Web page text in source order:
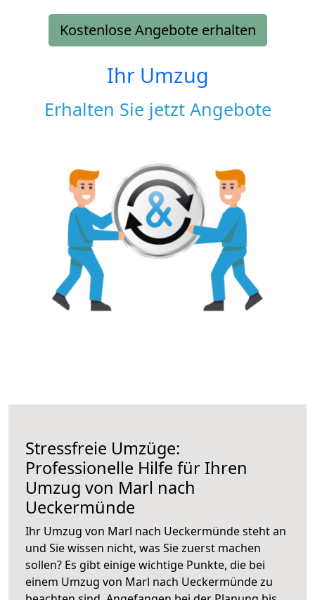
Kostenlose Angebote erhalten
Ihr Umzug
Erhalten Sie jetzt Angebote
Stressfreie Umzüge:
Professionelle Hilfe für Ihren
Umzug von Marl nach
Ueckermünde
Ihr Umzug von Marl nach Ueckermünde steht an
und Sie wissen nicht, was Sie zuerst machen
sollen? Es gibt einige wichtige Punkte, die bei
einem Umzug von Marl nach Ueckermünde zu